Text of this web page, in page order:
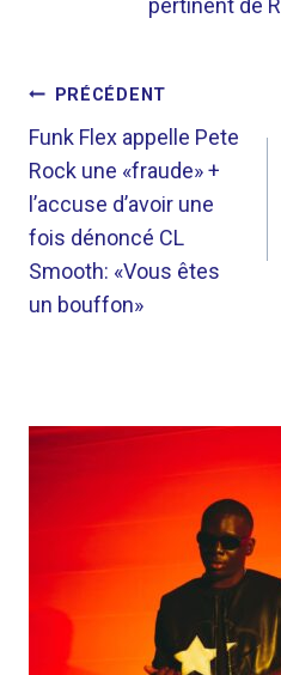
pertinent de
DE
L’ARTICLE
PRÉCÉDENT
Funk Flex appelle Pete
Rock une «fraude» +
l’accuse d’avoir une
fois dénoncé CL
Smooth: «Vous êtes
un bouffon»